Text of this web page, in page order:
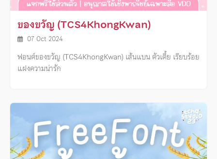
ของขวัญ (TCS4KhongKwan)
07 Oct 2024
ฟอนต์ของขวัญ (TCS4KhongKwan) เส้นแบน ตัวเตี้ย เรียบร้อย
แฝงความน่ารัก